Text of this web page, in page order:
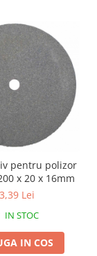
pentru polizor
x 20 x 16mm
Lei
IN STOC
IN COS